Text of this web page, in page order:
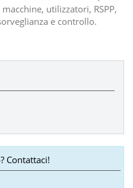
utilizzatori, RSPP,
e controllo.
Contattaci!